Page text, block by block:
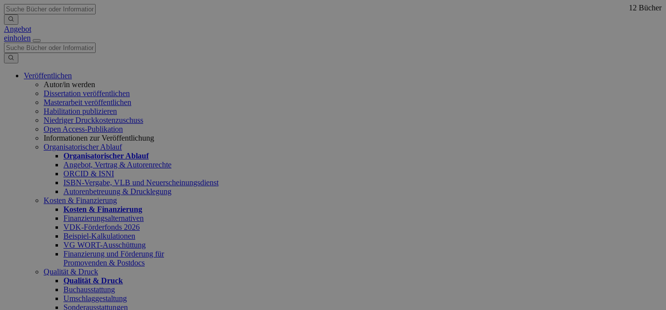
Angebot
einholen
Veröffentlichen
Autor/in werden
Dissertation veröffentlichen
Masterarbeit veröffentlichen
Habilitation publizieren
Niedriger Druckkostenzuschuss
Open Access-Publikation
Informationen zur Veröffentlichung
Organisatorischer Ablauf
Organisatorischer Ablauf
Angebot, Vertrag & Autorenrechte
ORCID & ISNI
ISBN-Vergabe, VLB und Neuerscheinungsdienst
Autorenbetreuung & Drucklegung
Kosten & Finanzierung
Kosten & Finanzierung
Finanzierungsalternativen
VDK-Förderfonds 2026
Beispiel-Kalkulationen
VG WORT-Ausschüttung
Finanzierung und Förderung für
Promovenden & Postdocs
Qualität & Druck
Qualität & Druck
Buchausstattung
Umschlaggestaltung
Sonderausstattungen
12 Bücher